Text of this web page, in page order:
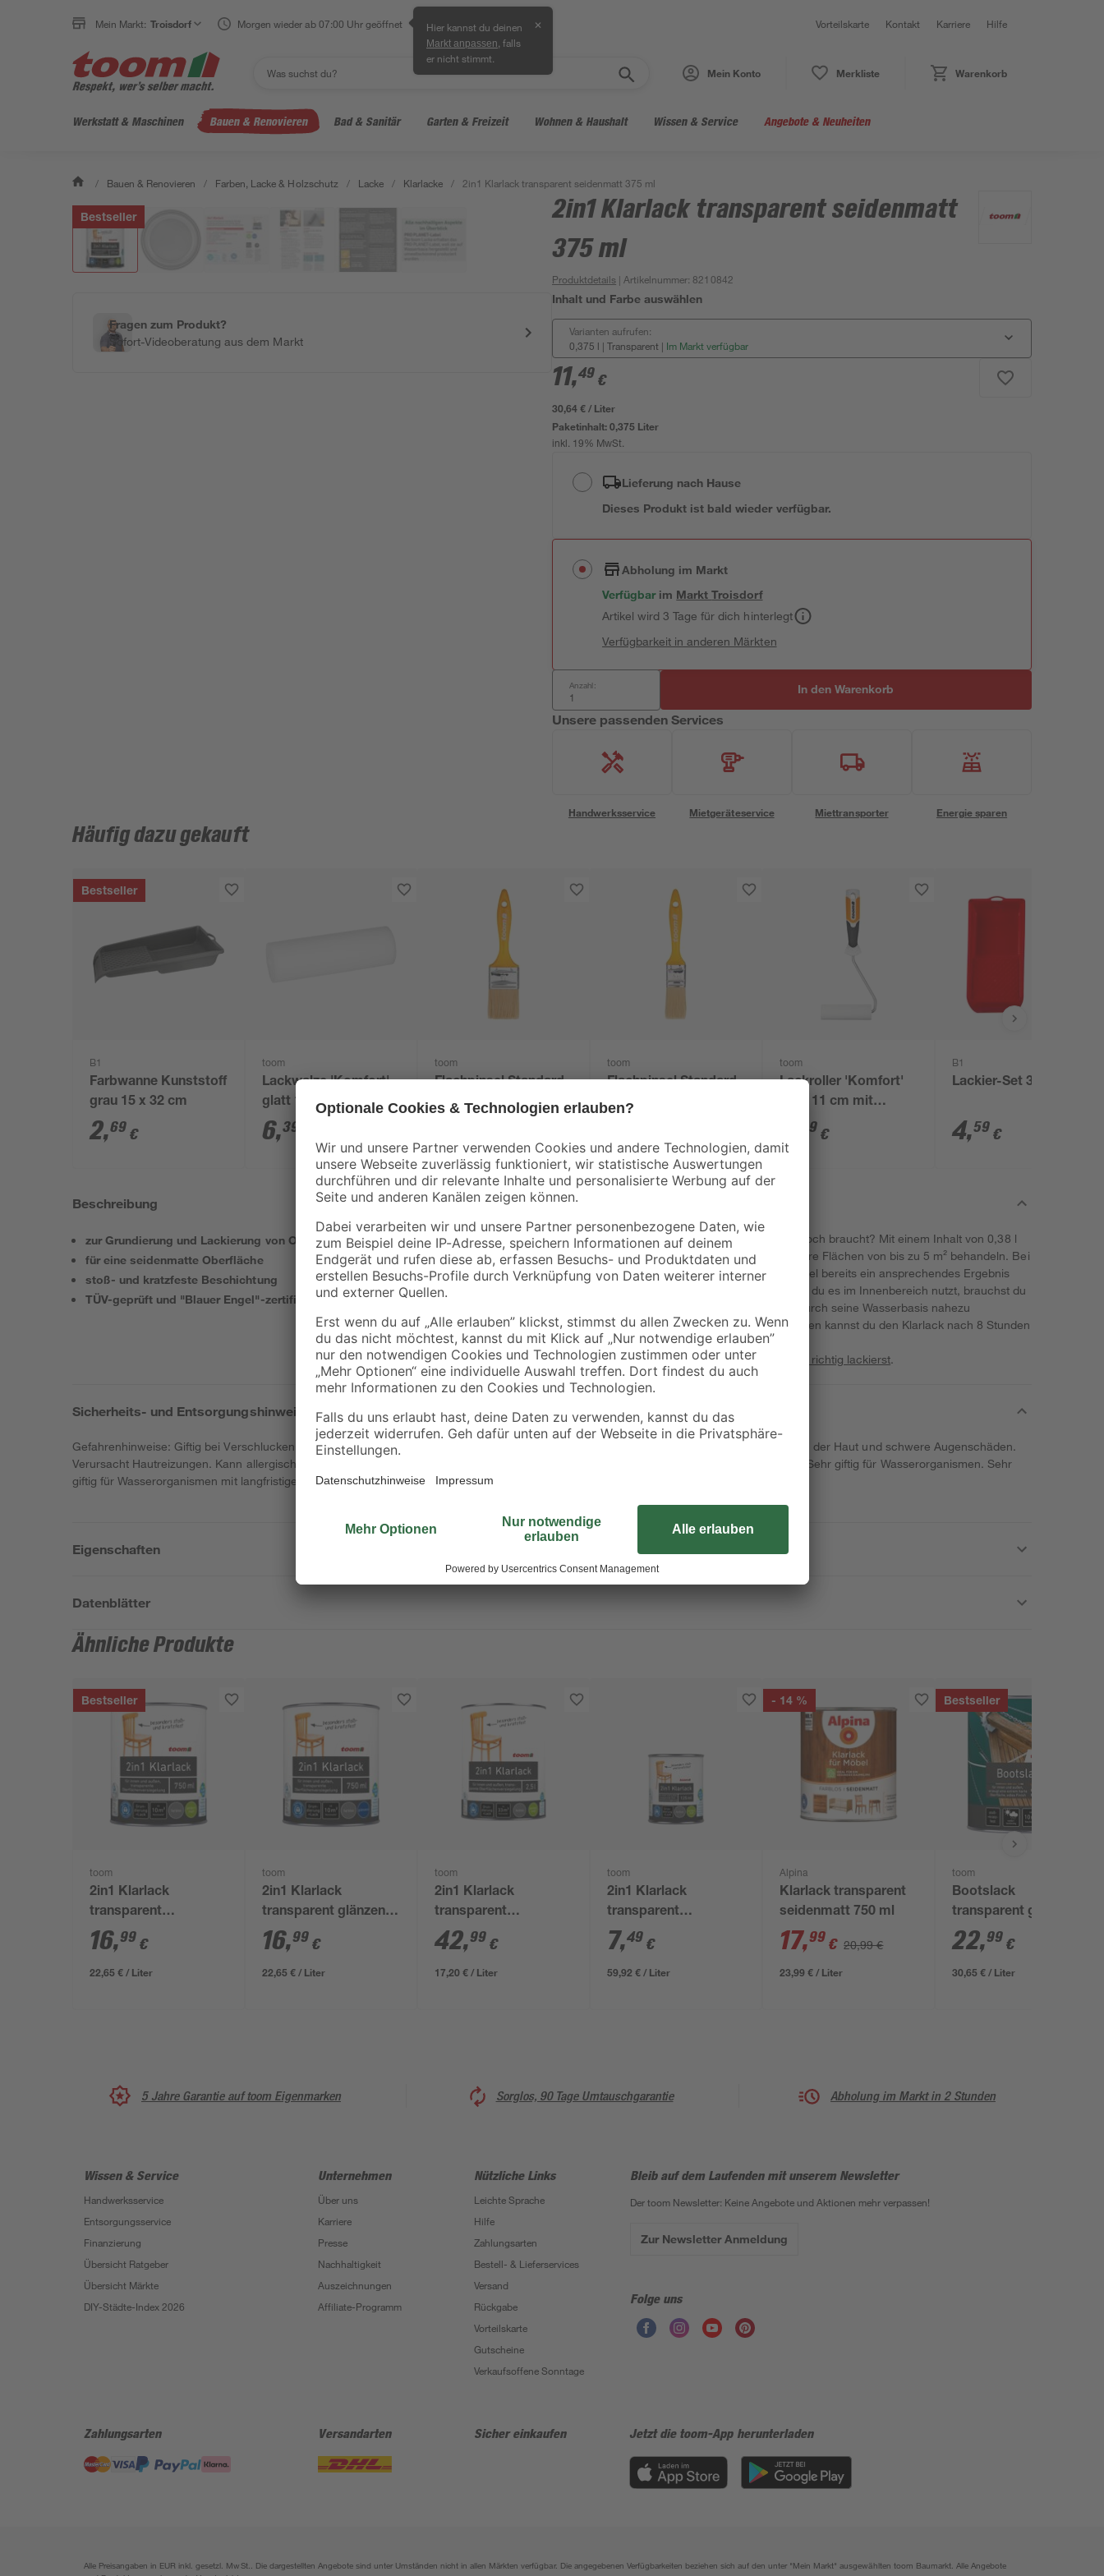
Mein Markt: Troisdorf Morgen wieder ab 07:00 Uhr geöffnet Hier kannst du deinen
Markt anpassen , falls
er nicht stimmt.
✕ Vorteilskarte Kontakt Karriere Hilfe
Mein Konto Merkliste Warenkorb
Werkstatt & Maschinen Bauen & Renovieren Bad & Sanitär Garten & Freizeit Wohnen & Haushalt Wissen & Service Angebote & Neuheiten
/ Bauen & Renovieren / Farben, Lacke & Holzschutz / Lacke / Klarlacke / 2in1 Klarlack transparent seidenmatt 375 ml
Bestseller
Fragen zum Produkt?
Sofort-Videoberatung aus dem Markt
2in1 Klarlack transparent seidenmatt
375 ml
Produktdetails | Artikelnummer: 8210842
Inhalt und Farbe auswählen
Varianten aufrufen:
0,375 l | Transparent | Im Markt verfügbar
11,49 €
30,64 € / Liter
Paketinhalt:0,375 Liter
inkl. 19% MwSt.
Lieferung nach Hause
Dieses Produkt ist bald wieder verfügbar.
Abholung im Markt
Verfügbar im MarktTroisdorf
Artikel wird 3 Tage für dich hinterlegt
Verfügbarkeit in anderen Märkten
Anzahl: In den Warenkorb
Unsere passenden Services
Handwerksservice Mietgeräteservice Miettransporter Energie sparen
Häufig dazu gekauft
Bestseller
B1
Farbwanne Kunststoff
grau 15 x 32 cm
2,69 €
toom
Lackwalze 'Komfort'
glatt 11 cm 5 Stück
6,39
toom
Flachpinsel Standard
Stärke 6 50 mm
toom
Flachpinsel Standard
Stärke 6 30 mm
toom
Lackroller 'Komfort'
glatt 11 cm mit
kurzem Bügel
99 €
B1
Lackier-Set 3-teilig
4,59 €
Beschreibung
zur Grundierung und Lackierung von Oberflächen
für eine seidenmatte Oberfläche
stoß- und kratzfeste Beschichtung
TÜV-geprüft und "Blauer Engel"-zertifiziert
Ist dieser Lack vielleicht das, was dein Projekt noch braucht? Mit einem Inhalt von 0,38 l
lassen sich bei einem einmaligen Anstrich größere Flächen von bis zu 5 m² behandeln. Bei
nur 2 Anstrichen erzielst du mit dem Anstrichmittel bereits ein ansprechendes Ergebnis
und kreierst eine seidenmatte Oberfläche. Wenn du es im Innenbereich nutzt, brauchst du
keine Bedenken haben. Darüber hinaus ist es durch seine Wasserbasis nahezu
geruchslos. Bei einer Trockendauer von 2 Stunden kannst du den Klarlack nach 8 Stunden
zu guter Letzt überstreichen.
Erfahre mehr darüber, wie du deineBauprojekte richtig lackierst.
Sicherheits- und Entsorgungshinweise
Gefahrenhinweise: Giftig bei Verschlucken. Gesundheitsschädlich bei Verschlucken. Giftig bei Hautkontakt. Verursacht schwere Verätzungen der Haut und schwere Augenschäden.
Verursacht Hautreizungen. Kann allergische Hautreaktionen verursachen. Verursacht schwere Augenschäden. Lebensgefahr bei Einatmen. Sehr giftig für Wasserorganismen. Sehr
giftig für Wasserorganismen mit langfristiger Wirkung.
Eigenschaften
Datenblätter
Ähnliche Produkte
Bestseller
toom
2in1 Klarlack
transparent
seidenmatt 750 ml
16,99 €
22,65 € / Liter
toom
2in1 Klarlack
transparent glänzend
750 ml
16,99 €
22,65 € / Liter
toom
2in1 Klarlack
transparent
seidenmatt 2,5 l
42,99 €
17,20 € / Liter
toom
2in1 Klarlack
transparent
seidenmatt 125 ml
7,49 €
59,92 € / Liter
- 14 %
Alpina
Klarlack transparent
seidenmatt 750 ml
17,99 € 20,99 €
23,99 € / Liter
Bestseller
toom
Bootslack
transparent glänzend
750 ml
22,99 €
30,65 € / Liter
5 Jahre Garantie auf toom Eigenmarken Sorglos, 90 Tage Umtauschgarantie Abholung im Markt in 2 Stunden
Wissen & Service
Handwerksservice
Entsorgungsservice
Finanzierung
Übersicht Ratgeber
Übersicht Märkte
DIY-Städte-Index 2026
Unternehmen
Über uns
Karriere
Presse
Nachhaltigkeit
Auszeichnungen
Affiliate-Programm
Nützliche Links
Leichte Sprache
Hilfe
Zahlungsarten
Bestell- & Lieferservices
Versand
Rückgabe
Vorteilskarte
Gutscheine
Verkaufsoffene Sonntage
Bleib auf dem Laufenden mit unserem Newsletter
Der toom Newsletter: Keine Angebote und Aktionen mehr verpassen!
Zur Newsletter Anmeldung
Folge uns
Zahlungsarten Versandarten Sicher einkaufen Jetzt die toom-App herunterladen
Alle Preisangaben in EUR inkl. gesetzl. MwSt.. Die dargestellten Angebote sind unter Umständen nicht in allen Märkten verfügbar. Die angegebenen Verfügbarkeiten beziehen sich auf den unter "Mein Markt" ausgewählten toom Baumarkt. Alle Angebote